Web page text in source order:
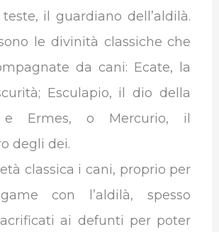
il guardiano dell’aldilà.
le divinità classiche che
da cani: Ecate, la
Esculapio, il dio della
e Ermes, o Mercurio, il
degli dei.
classica i cani, proprio per
con l’aldilà, spesso
ai defunti per poter